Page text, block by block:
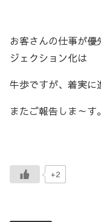
お客さんの仕事が優
ジェクション化は
牛歩ですが、着実に
またご報告しま～
+2